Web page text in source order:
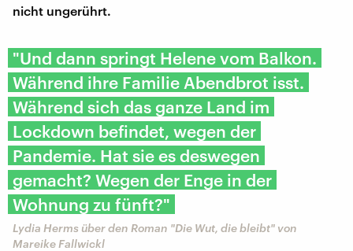
nicht ungerührt.
"Und dann springt Helene vom Balkon.
Während ihre Familie Abendbrot isst.
Während sich das ganze Land im
Lockdown befindet, wegen der
Pandemie. Hat sie es deswegen
gemacht? Wegen der Enge in der
Wohnung zu fünft?"
Lydia Herms über den Roman "Die Wut, die bleibt" von
Mareike Fallwickl